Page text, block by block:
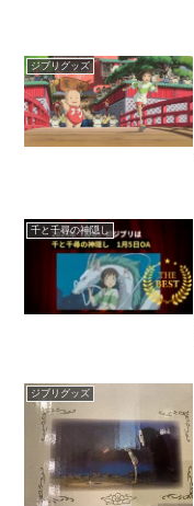
ジブリグッズ
千と千尋の神隠し
ジブリグッズ